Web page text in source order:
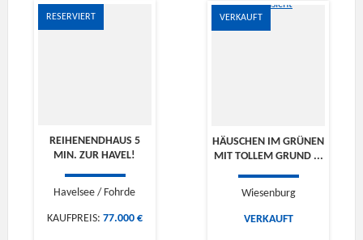
RESERVIERT
REIHENENDHAUS 5
MIN. ZUR HAVEL!
Havelsee / Fohrde
KAUFPREIS: 77.000 €
VERKAUFT
HÄUSCHEN IM GRÜNEN
MIT TOLLEM GRUND ...
Wiesenburg
VERKAUFT